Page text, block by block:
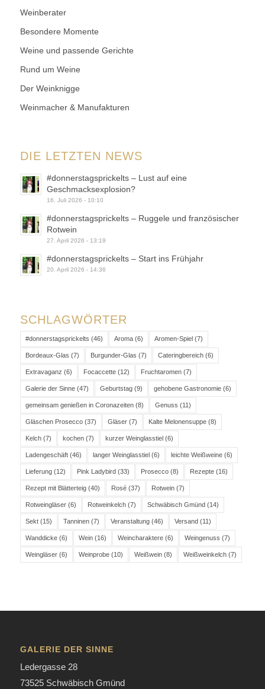
Weinberater
Besondere Momente
Weine und passende Gerichte
Rund um Weine
Der Weinknigge
Weinmacher & Manufakturen
DIE LETZTEN NEWS
#donnerstagsprickelts – Lust auf eine
Geschmacksexplosion?
16. Juli 2026 - 10:10
#donnerstagsprickelts – Ruggele und französischer
Rotwein
27. April 2026 - 13:19
#donnerstagsprickelts – Start ins Frühjahr
20. April 2026 - 14:36
SCHLAGWÖRTER
#donnerstagsprickelts (46) Aroma(6) Aromen-Spiel (7)
Bordeaux-Glas (7) Burgunder-Glas (7) Cateringbereich(6)
Extravaganz (6) Focaccette(12) Fruchtaromen(7)
Galerie der Sinne(47) Geburtstag(9) gehobene Gastronomie(6)
gemeinsam genießen in Coronazeiten(8) Genuss (11)
Gläschen Prosecco(37) Gläser(7) Kalte Melonensuppe(8)
Kelch(7) kochen(7) kurzer Weinglasstiel (6)
Ladengeschäft(46) langer Weinglasstiel (6) leichte Weißweine(6)
Lieferung(12) Pink Ladybird (33) Prosecco(8) Rezepte(16)
Rezept mit Blätterteig(40) Rosé(37) Rotwein(7)
Rotweingläser(6) Rotweinkelch(7) Schwäbisch Gmünd (14)
Sekt(15) Tanninen(7) Veranstaltung(46) Versand (11)
Wanddicke(6) Wein(16) Weincharaktere(6) Weingenuss (7)
Weingläser(6) Weinprobe(10) Weißwein(8) Weißweinkelch(7)
GALERIE DER SINNE
Ledergasse 28
73525 Schwäbisch Gmünd